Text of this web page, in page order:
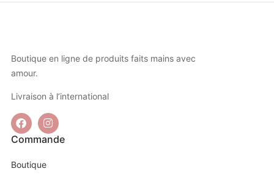
Boutique en ligne de produits faits mains avec
amour.
Livraison à l’international
Commande
Boutique